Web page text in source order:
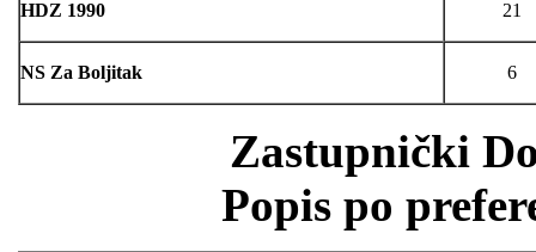
HDZ 1990 21
NS Za Boljitak 6
Zastupnički
Popis po